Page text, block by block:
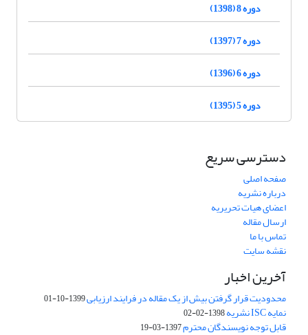
دوره 8 (1398)
دوره 7 (1397)
دوره 6 (1396)
دوره 5 (1395)
دسترسی سریع
صفحه اصلی
درباره نشریه
اعضای هیات تحریریه
ارسال مقاله
تماس با ما
نقشه سایت
آخرین اخبار
محدودیت قرار گرفتن بیش از یک مقاله در فرایند ارزیابی1399-10-01
نمایه ISC نشریه 1398-02-02
قابل توجه نویسندگان محترم1397-03-19